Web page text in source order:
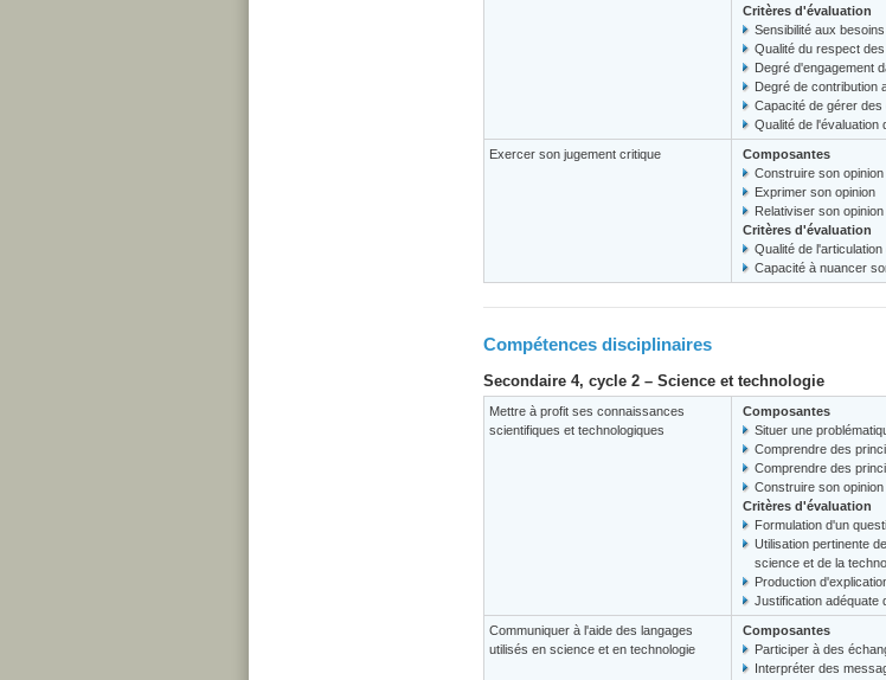
Critères d'évaluation
Sensibilité aux
Qualité du respect
Degré d'engagement
Degré de contribution
Capacité de gérer des
Qualité de l'évaluation
Exercer son jugement critique
Composantes
Construire son opinion
Exprimer son opinion
Relativiser son opinion
Critères d'évaluation
Qualité de
Capacité à nuancer
Compétences disciplinaires
Secondaire 4, cycle 2 – Science et technologie
Mettre à profit ses connaissances
scientifiques et technologiques
Composantes
Situer une
Comprendre des
Comprendre des
Construire son
Critères d'évaluation
Formulation d'un
Utilisation pertinente
science et de la
Production
Justification adéquate
Communiquer à l'aide des langages
utilisés en science et en technologie
Composantes
Participer à des
Interpréter des